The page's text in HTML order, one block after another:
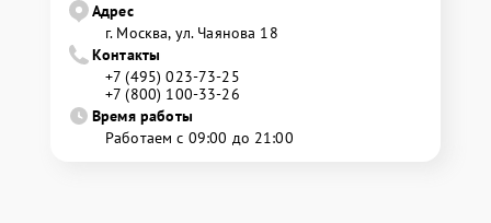
Адрес
г. Москва, ул. Чаянова 18
Контакты
+7 (495) 023-73-25
+7 (800) 100-33-26
Время работы
Работаем с 09:00 до 21:00